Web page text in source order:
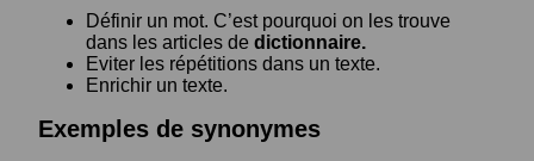
Définir un mot. C’est pourquoi on les trouve
dans les articles de dictionnaire.
Eviter les répétitions dans un texte.
Enrichir un texte.
Exemples de synonymes